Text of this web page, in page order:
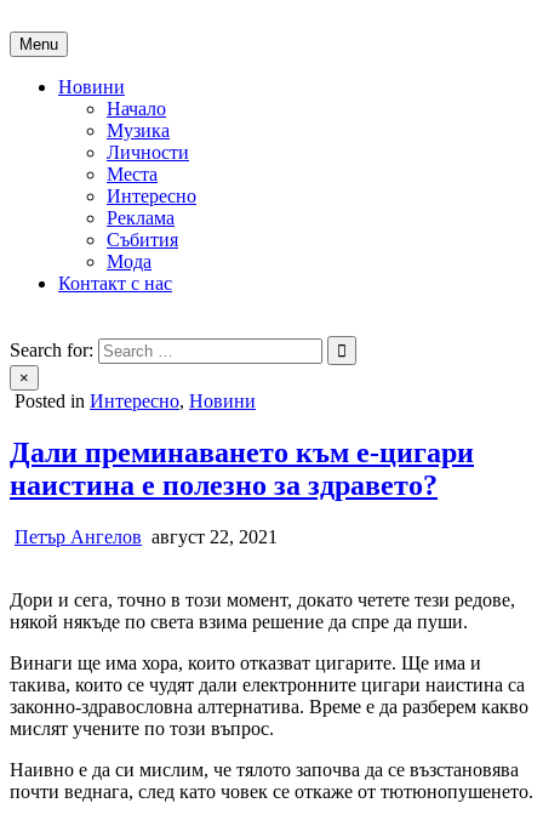
to
content
Menu
Новини
Начало
Музика
Личности
Места
Интересно
Реклама
Събития
Мода
Контакт с нас
People of Bulgaria
За хората на България
Search for:
×
Posted in Интересно, Новини
Дали преминаването към е-цигари
наистина е полезно за здравето?
Петър Ангелов август 22, 2021
Дори и сега, точно в този момент, докато четете тези редове,
някой някъде по света взима решение да спре да пуши.
Винаги ще има хора, които отказват цигарите. Ще има и
такива, които се чудят дали електронните цигари наистина са
законно-здравословна алтернатива. Време е да разберем какво
мислят учените по този въпрос.
Наивно е да си мислим, че тялото започва да се възстановява
почти веднага, след като човек се откаже от тютюнопушенето.